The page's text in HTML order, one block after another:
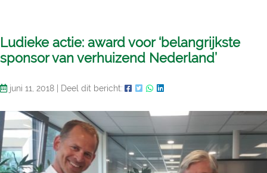
Ludieke actie: award voor ‘belangrijkste
sponsor van verhuizend Nederland’
juni 11, 2018 Deel dit bericht: